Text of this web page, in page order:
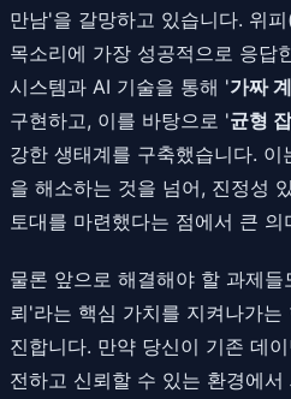
만남'을 갈망하고 있습니다. 위
목소리에 가장 성공적으로 응답
시스템과 AI 기술을 통해 '가짜
구현하고, 이를 바탕으로 '균형
강한 생태계를 구축했습니다.
을 해소하는 것을 넘어, 진정성
토대를 마련했다는 점에서 큰 의
물론 앞으로 해결해야 할 과제
뢰'라는 핵심 가치를 지켜나가
진합니다. 만약 당신이 기존 데
전하고 신뢰할 수 있는 환경에